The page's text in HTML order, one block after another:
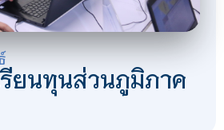
ยนทุนส่วนภูมิภาค